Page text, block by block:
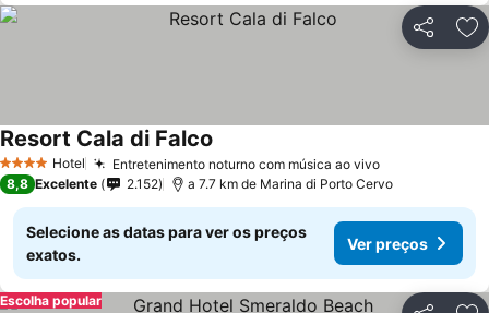
Partilhar
4 EstrelasHotel Entretenimento noturno com música ao vivoVer preços
Resort Cala di Falco
8,8 Excelente 2.152 a 7.7 km de Marina di Porto Cervo
Selecione as datas para ver os preços
exatos.
Ver preços
Escolha popular